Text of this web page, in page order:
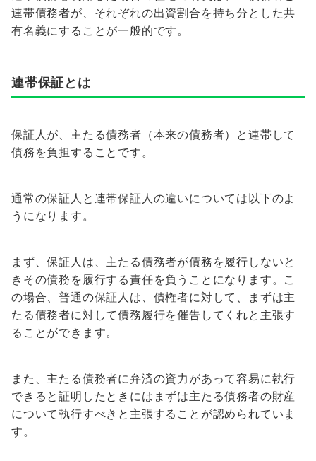
連帯債務者が、それぞれの出資割合を持ち分とした共
有名義にすることが一般的です。
連帯保証とは
保証人が、主たる債務者（本来の債務者）と連帯して
債務を負担することです。
通常の保証人と連帯保証人の違いについては以下のよ
うになります。
まず、保証人は、主たる債務者が債務を履行しないと
きその債務を履行する責任を負うことになります。こ
の場合、普通の保証人は、債権者に対して、まずは主
たる債務者に対して債務履行を催告してくれと主張す
ることができます。
また、主たる債務者に弁済の資力があって容易に執行
できると証明したときにはまずは主たる債務者の財産
について執行すべきと主張することが認められていま
す。